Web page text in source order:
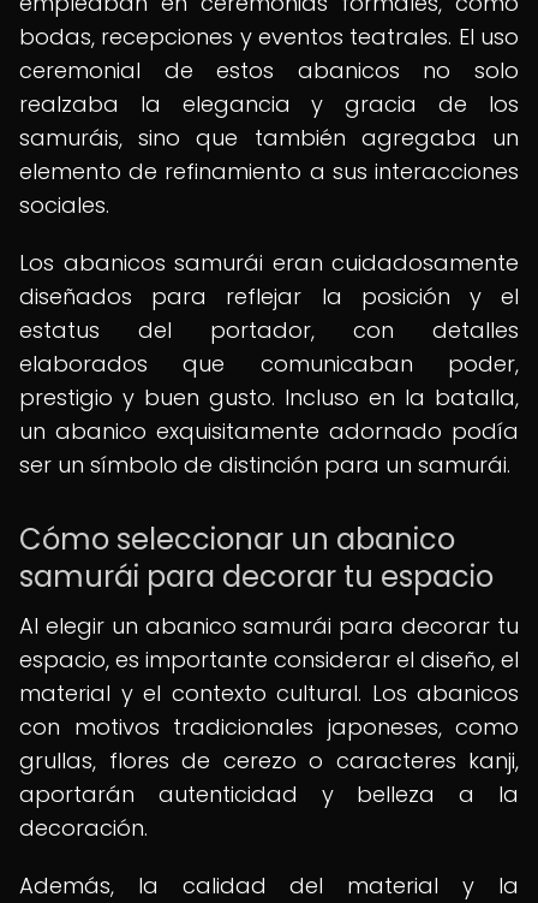
bodas, recepciones y eventos teatrales. El uso
ceremonial de estos abanicos no solo
realzaba la elegancia y gracia de los
samuráis, sino que también agregaba un
elemento de refinamiento a sus interacciones
sociales.
Los abanicos samurái eran cuidadosamente
diseñados para reflejar la posición y el
estatus del portador, con detalles
elaborados que comunicaban poder,
prestigio y buen gusto. Incluso en la batalla,
un abanico exquisitamente adornado podía
ser un símbolo de distinción para un samurái.
Cómo seleccionar un abanico
samurái para decorar tu espacio
Al elegir un abanico samurái para decorar tu
espacio, es importante considerar el diseño, el
material y el contexto cultural. Los abanicos
con motivos tradicionales japoneses, como
grullas, flores de cerezo o caracteres kanji,
aportarán autenticidad y belleza a la
decoración.
Además, la calidad del material y la